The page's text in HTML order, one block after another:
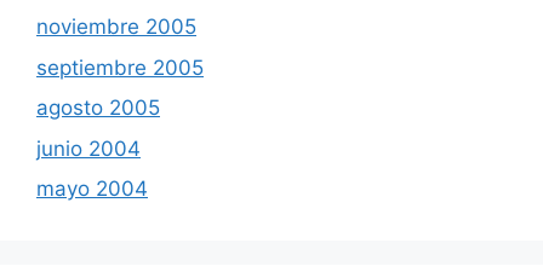
noviembre 2005
septiembre 2005
agosto 2005
junio 2004
mayo 2004